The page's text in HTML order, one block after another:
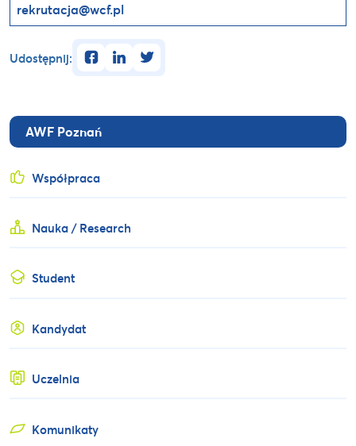
AWF Poznań
Współpraca
Nauka / Research
Student
Kandydat
Uczelnia
Komunikaty
rekrutacja@wcf.pl
Udostępnij: facebooklinkedintwitter